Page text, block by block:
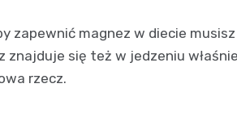
zapewnić magnez w diecie
znajduje się też w jedzeniu
rzecz.